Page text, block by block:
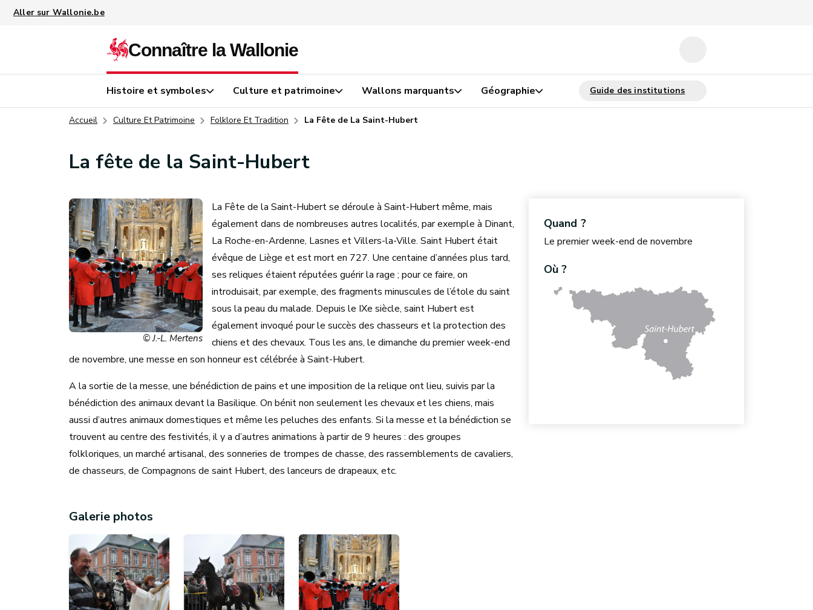
Histoire et symboles Culture et patrimoine Wallons marquants Géographie
Accueil Culture Et Patrimoine Folklore Et Tradition La Fête de La Saint-Hubert
La fête de la Saint-Hubert
© J.-L. Mertens
La Fête de la Saint-Hubert se déroule à Saint-Hubert même, mais
également dans de nombreuses autres localités, par exemple à Dinant,
La Roche-en-Ardenne, Lasnes et Villers-la-Ville. Saint Hubert était
évêque de Liège et est mort en 727. Une centaine d’années plus tard,
ses reliques étaient réputées guérir la rage ; pour ce faire, on
introduisait, par exemple, des fragments minuscules de l’étole du saint
sous la peau du malade. Depuis le IXe siècle, saint Hubert est
également invoqué pour le succès des chasseurs et la protection des
chiens et des chevaux. Tous les ans, le dimanche du premier week-end
de novembre, une messe en son honneur est célébrée à Saint-Hubert.
A la sortie de la messe, une bénédiction de pains et une imposition de la relique ont lieu, suivis par la
bénédiction des animaux devant la Basilique. On bénit non seulement les chevaux et les chiens, mais
aussi d’autres animaux domestiques et même les peluches des enfants. Si la messe et la bénédiction se
trouvent au centre des festivités, il y a d’autres animations à partir de 9 heures : des groupes
folkloriques, un marché artisanal, des sonneries de trompes de chasse, des rassemblements de cavaliers,
de chasseurs, de Compagnons de saint Hubert, des lanceurs de drapeaux, etc.
Galerie photos
Quand ?
Le premier week-end de novembre
Où ?